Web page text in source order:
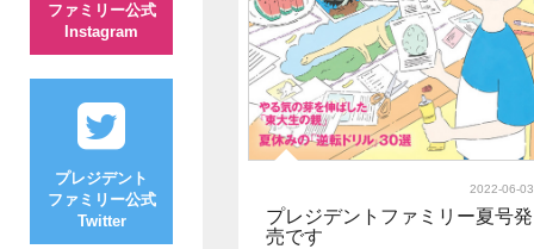
ファミリー公式
Instagram
プレジデント
ファミリー公式
Twitter
2022-06-03
プレジデントファミリー夏号発
売です